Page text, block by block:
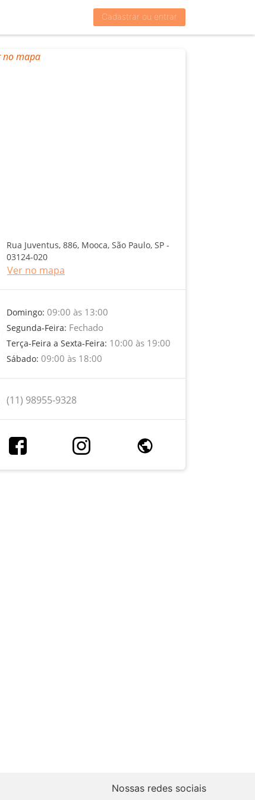
Cadastrar ou entrar
Rua Juventus, 886, Mooca, São Paulo, SP -
03124-020
Ver no mapa
Domingo: 09:00 às 13:00
Segunda-Feira: Fechado
Terça-Feira a Sexta-Feira: 10:00 às 19:00
Sábado: 09:00 às 18:00
(11) 98955-9328
Nossas redes sociais